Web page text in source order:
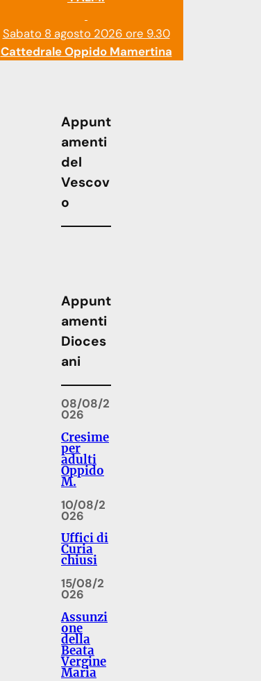
Sabato 8 agosto 2026 ore 9.30
Cattedrale Oppido Mamertina
Appunt
amenti
del
Vescov
o
Appunt
amenti
Dioces
ani
08/08/2
026
Cresime
per
adulti
Oppido
M.
10/08/2
026
Uffici di
Curia
chiusi
15/08/2
026
Assunzi
one
della
Beata
Vergine
Maria